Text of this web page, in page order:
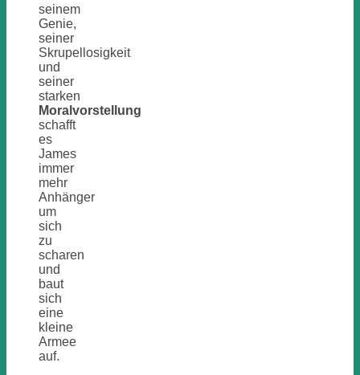
seinem
Genie,
seiner
Skrupellosigkeit
und
seiner
starken
Moralvorstellung
schafft
es
James
immer
mehr
Anhänger
um
sich
zu
scharen
und
baut
sich
eine
kleine
Armee
auf.